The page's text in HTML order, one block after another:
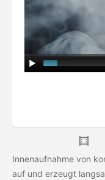
Innenaufnahme von
auf und erzeugt